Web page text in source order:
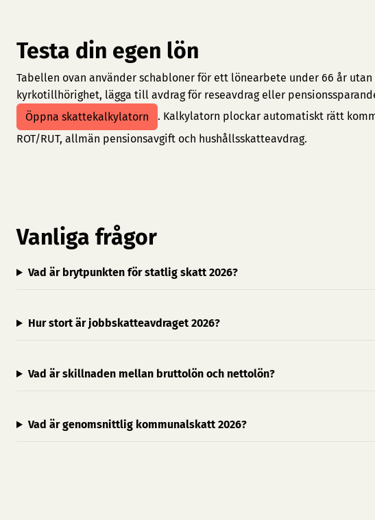
Testa din egen lön
Tabellen ovan använder schabloner för ett lönearbete under 66 år
kyrkotillhörighet, lägga till avdrag för reseavdrag eller
Öppna skattekalkylatorn
. Kalkylatorn plockar automatiskt rätt
ROT/RUT, allmän pensionsavgift och hushållsskatteavdrag.
Vanliga frågor
Vad är brytpunkten för statlig skatt 2026?
Hur stort är jobbskatteavdraget 2026?
Vad är skillnaden mellan bruttolön och nettolön?
Vad är genomsnittlig kommunalskatt 2026?